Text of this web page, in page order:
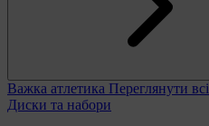
Важка атлетика Переглянути всі
Диски та набори